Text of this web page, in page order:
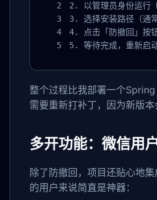
2. 以管理员身份运行
3. 选择安装路径（通
4. 点击「防撤回」按
5. 等待完成，重新启
整个过程比我部署一个
需要重新打补丁，因为新版本
多开功能：微信用
除了防撤回，项目还贴心地
的用户来说简直是神器：